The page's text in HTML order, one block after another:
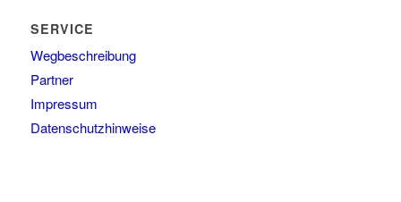
SERVICE
Wegbeschreibung
Partner
Impressum
Datenschutzhinweise